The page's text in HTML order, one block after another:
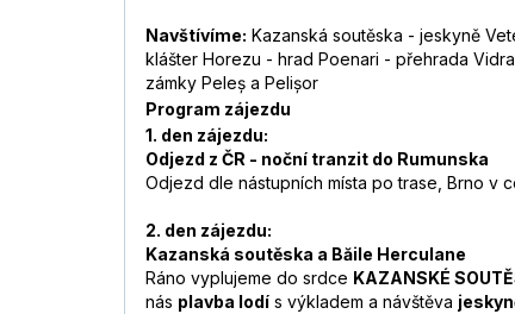
Navštívíme: Kazanská soutěska - jeskyně
klášter Horezu - hrad Poenari - přehrada
zámky Peleș a Pelișor
Program zájezdu
1. den zájezdu:
Odjezd z ČR - noční tranzit do Rumunska
Odjezd dle nástupních místa po trase, Brno v
2. den zájezdu:
Kazanská soutěska a Băile Herculane
Ráno vyplujeme do srdce KAZANSKÉ
nás plavba lodí s výkladem a návštěva